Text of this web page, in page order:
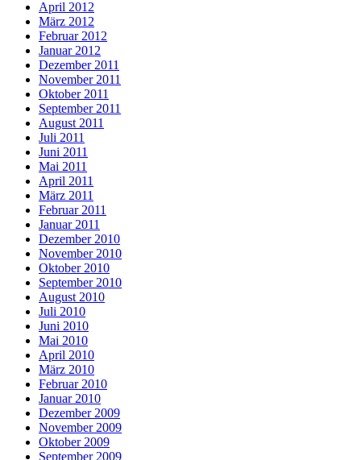
April 2012
März 2012
Februar 2012
Januar 2012
Dezember 2011
November 2011
Oktober 2011
September 2011
August 2011
Juli 2011
Juni 2011
Mai 2011
April 2011
März 2011
Februar 2011
Januar 2011
Dezember 2010
November 2010
Oktober 2010
September 2010
August 2010
Juli 2010
Juni 2010
Mai 2010
April 2010
März 2010
Februar 2010
Januar 2010
Dezember 2009
November 2009
Oktober 2009
September 2009